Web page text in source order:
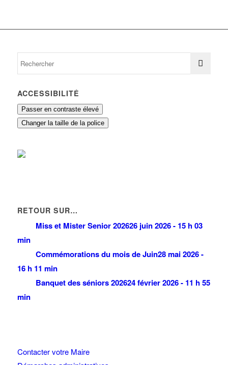
ACCESSIBILITÉ
Passer en contraste élevé
Changer la taille de la police
RETOUR SUR…
Miss et Mister Senior 202626 juin 2026 - 15 h 03
min
Commémorations du mois de Juin28 mai 2026 -
16 h 11 min
Banquet des séniors 202624 février 2026 - 11 h 55
min
Contacter votre Maire